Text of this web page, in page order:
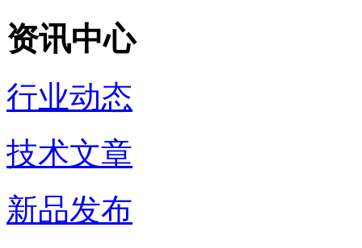
资讯中心
行业动态
技术文章
新品发布